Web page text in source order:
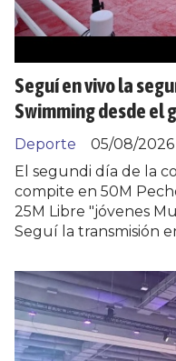
Seguí en vivo la
Swimming desde el
Deporte
05/08/2026
El segundi día de la
compite en 50M
25M Libre "jóvenes
Seguí la transmisión